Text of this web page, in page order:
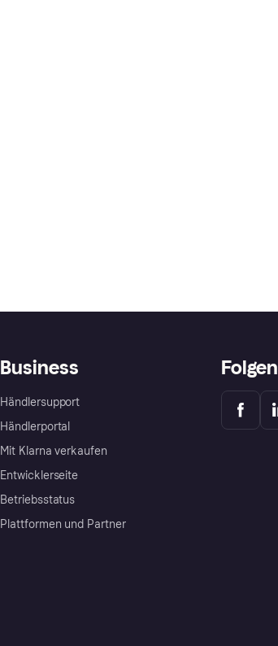
Business
Händlersupport
Händlerportal
Mit Klarna verkaufen
Entwicklerseite
Betriebsstatus
Plattformen und Partner
Folgen